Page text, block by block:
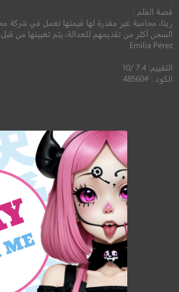
قصة الفلم :
ريتا، محامية غير مقدرة لها قيمتها تعمل في شركة
السجن أكثر من تقديمهم للعدالة، يتم تعيينها من
Emilia Pérez
التقييم: 7.4 /10
الكود : #48560